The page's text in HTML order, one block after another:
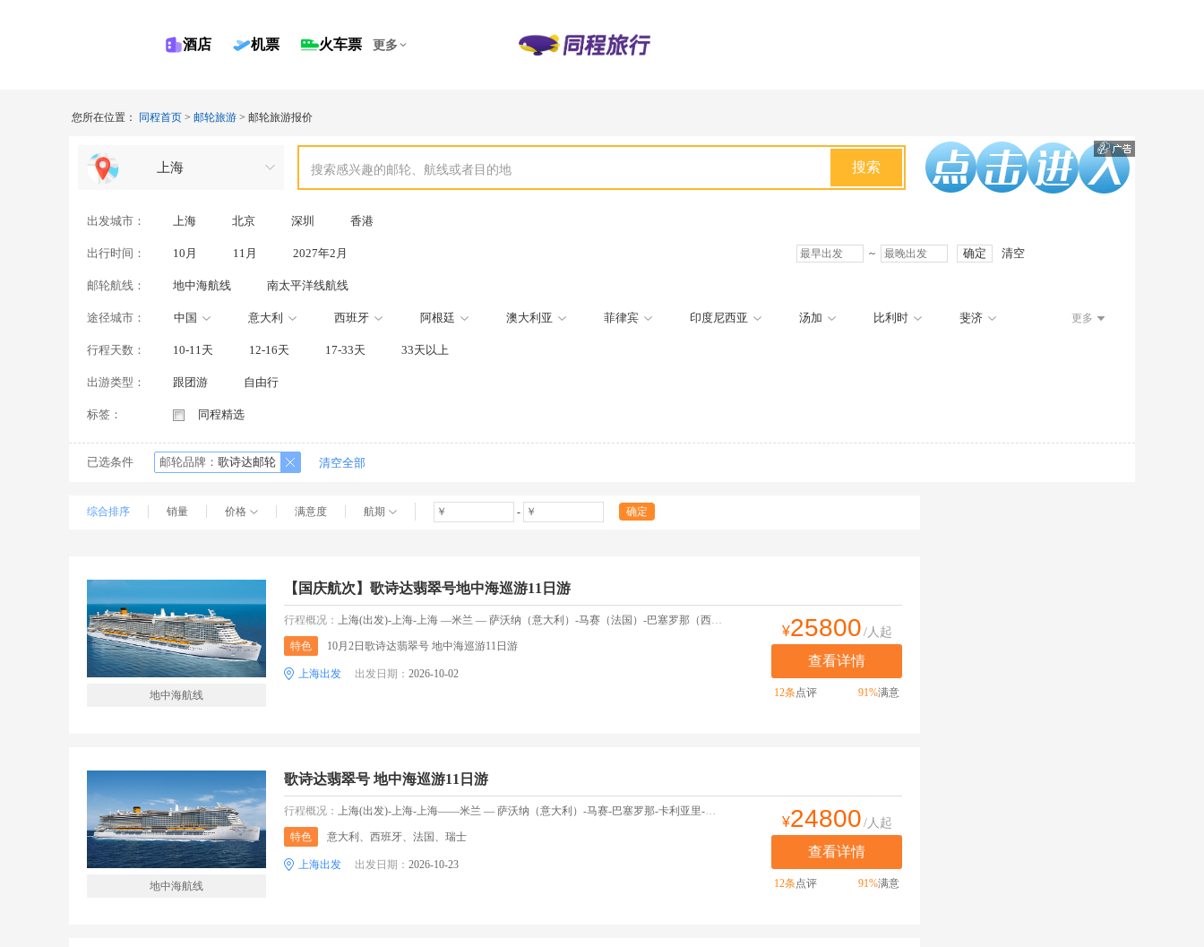
酒店 机票 火车票 更多
您所在位置： 同程首页 > 邮轮旅游 > 邮轮旅游报价
上海 搜索感兴趣的邮轮、航线或者目的地 搜索
出发城市： 上海 北京 深圳 香港
出行时间： 10月 11月 2027年2月 ~ 确定 清空
邮轮航线： 地中海航线 南太平洋线航线
途径城市： 中国 意大利 西班牙 阿根廷 澳大利亚 菲律宾 印度尼西亚 汤加 比利时 斐济
智利
更多
行程天数： 10-11天 12-16天 17-33天 33天以上
出游类型： 跟团游 自由行
标签： 同程精选
已选条件 邮轮品牌： 歌诗达邮轮 清空全部
综合排序 销量 价格 满意度 航期 - 确定
地中海航线
【国庆航次】歌诗达翡翠号地中海巡游11日游
行程概况： 上海(出发)-上海-上海 —米兰 — 萨沃纳（意大利）-马赛（法国）-巴塞罗那（西班牙）-伊比萨岛-巴勒莫（意大利）-罗马，奇维塔韦基亚（意大利）-萨沃纳—卢加诺，瑞士--米兰-米兰 —上海-上海-返回上海
特色 10月2日歌诗达翡翠号 地中海巡游11日游
上海出发 出发日期： 2026-10-02
¥25800 /人起
查看详情
12条点评 91%满意
地中海航线
歌诗达翡翠号 地中海巡游11日游
行程概况： 上海(出发)-上海-上海——米兰 — 萨沃纳（意大利）-马赛-巴塞罗那-卡利亚里-巴勒莫-奇维塔韦基亚-萨沃纳--卢加诺，瑞士--米兰-米兰 ——上海-上海-返回上海
特色 意大利、西班牙、法国、瑞士
上海出发 出发日期： 2026-10-23
¥24800 /人起
查看详情
12条点评 91%满意